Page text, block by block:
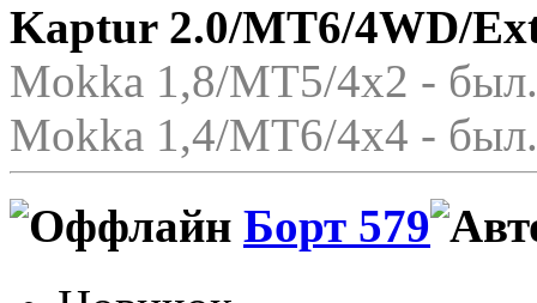
Kaptur 2.0/MT6/4WD/
Mokka 1,8/МТ5/4x2 -
Mokka 1,4/МТ6/4x4 -
Борт 579